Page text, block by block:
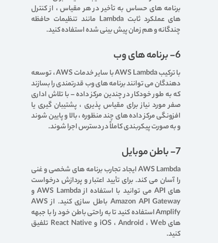
برنامه های حساس به تأخیر در هر مقیاس ، از کنترل
های عملکرد ثابت Lambda مانند تنظیمات حافظه
چندگانه و هم زمان پیش بینی شده استفاده کنید.
6- برنامه های وب
با ترکیب AWS Lambda با سایر خدمات AWS ، توسعه
دهندگان می توانند برنامه های وب قدرتمندی را بسازند
که به طور خودکار در چندین مرکز داده – با تلاش اداری
صفر مورد نیاز برای مقیاس پذیری ، پشتیبان گیری یا
افزونگی مرکز داده های چند منظوره ، بالا و پایین شوند
و به صورت پیکربندی کاملاً در دسترس اجرا شوند.
7- باطن موبایل
AWS Lambda ایجاد تجارب برنامه های شخصی و غنی
را آسان می کند. برای تأیید اعتبار و پردازش درخواست
های API می توانید با استفاده از AWS Lambda و
Amazon API Gateway باطل سازی کنید. از AWS
Amplify استفاده کنید تا به راحتی باطن خود را با جبهه
های iOS ، Android ، Web و React Native تلفیق
کنید.